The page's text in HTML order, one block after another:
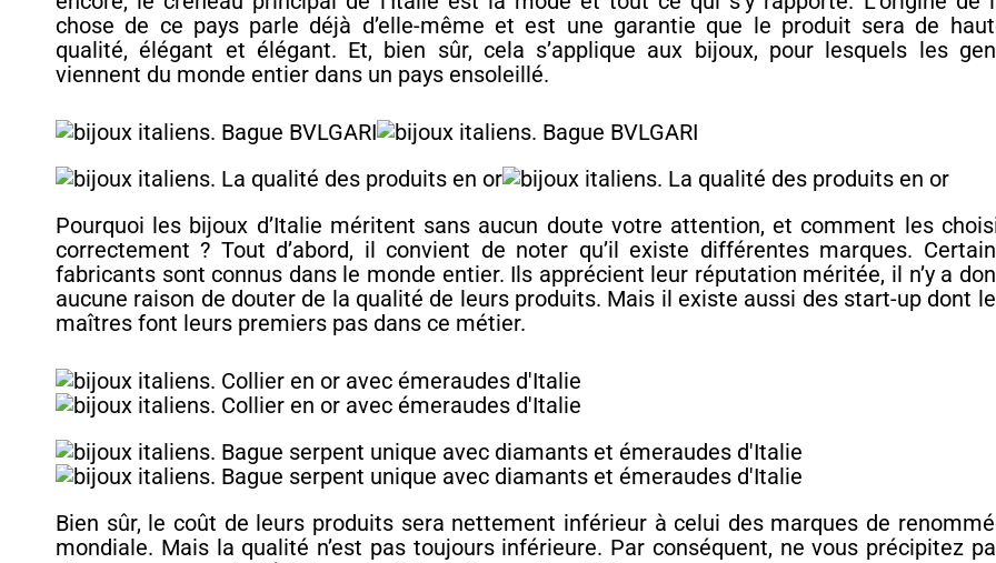
chose de ce pays parle déjà d’elle-même et est une garantie que le produit sera de
qualité, élégant et élégant. Et, bien sûr, cela s’applique aux bijoux, pour lesquels les
viennent du monde entier dans un pays ensoleillé.
Pourquoi les bijoux d’Italie méritent sans aucun doute votre attention, et comment les
correctement ? Tout d’abord, il convient de noter qu’il existe différentes marques.
fabricants sont connus dans le monde entier. Ils apprécient leur réputation méritée, il n’y a
aucune raison de douter de la qualité de leurs produits. Mais il existe aussi des start-up dont
maîtres font leurs premiers pas dans ce métier.
Bien sûr, le coût de leurs produits sera nettement inférieur à celui des marques de
mondiale. Mais la qualité n’est pas toujours inférieure. Par conséquent, ne vous précipitez